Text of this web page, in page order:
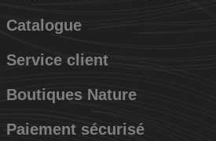
Catalogue
Service client
Boutiques Nature
Paiement sécurisé